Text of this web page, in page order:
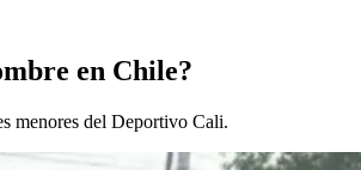
en Chile?
menores del Deportivo Cali.